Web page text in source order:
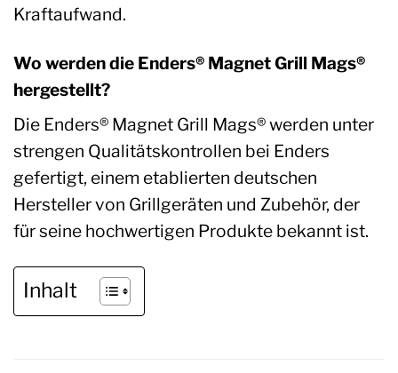
Kraftaufwand.
Wo werden die Enders® Magnet Grill Mags®
hergestellt?
Die Enders® Magnet Grill Mags® werden unter
strengen Qualitätskontrollen bei Enders
gefertigt, einem etablierten deutschen
Hersteller von Grillgeräten und Zubehör, der
für seine hochwertigen Produkte bekannt ist.
Inhalt